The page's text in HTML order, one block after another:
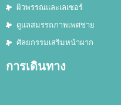
ผิวพรรณและเลเซอร์
ดูแลสมรรถภาพเพศชาย
ศัลยกรรมเสริมหน้าผาก
การเดินทาง